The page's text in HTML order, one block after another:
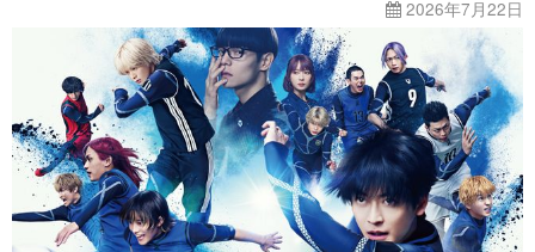
2026年7月22日